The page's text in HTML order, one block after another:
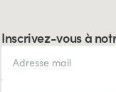
Inscrivez-vous à